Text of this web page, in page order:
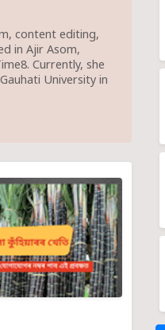
content editing,
in Ajir Asom,
Currently, she
University in